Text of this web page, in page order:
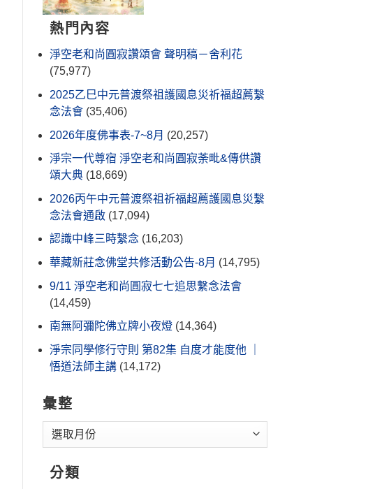
熱門內容
淨空老和尚圓寂讚頌會 聲明稿－舍利花
(75,977)
2025乙巳中元普渡祭祖護國息災祈福超薦繫
念法會 (35,406)
2026年度佛事表-7~8月 (20,257)
淨宗一代尊宿 淨空老和尚圓寂荼毗&傳供讚
頌大典 (18,669)
2026丙午中元普渡祭祖祈福超薦護國息災繫
念法會通啟 (17,094)
認識中峰三時繫念 (16,203)
華藏新莊念佛堂共修活動公告-8月 (14,795)
9/11 淨空老和尚圓寂七七追思繫念法會
(14,459)
南無阿彌陀佛立牌小夜燈 (14,364)
淨宗同學修行守則 第82集 自度才能度他 ｜
悟道法師主講 (14,172)
彙整
分類